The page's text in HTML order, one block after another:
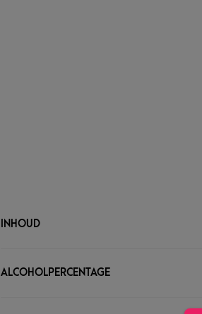
INHOUD
ALCOHOLPERCENTAGE